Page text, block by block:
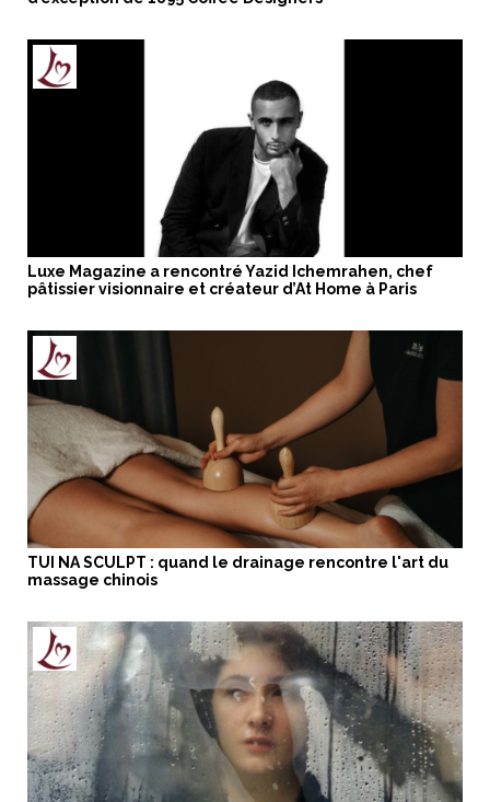
Luxe Magazine a rencontré Yazid Ichemrahen, chef
pâtissier visionnaire et créateur d’At Home à Paris
TUI NA SCULPT : quand le drainage rencontre l'art du
massage chinois